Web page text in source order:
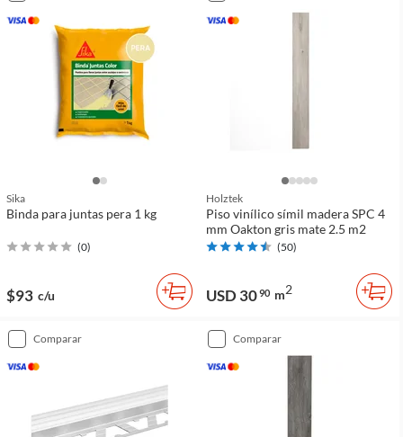
Sika
Binda para juntas pera 1 kg
(0)
$93 c/u
Holztek
Piso vinílico símil madera SPC 4
mm Oakton gris mate 2.5 m2
(50)
USD 3090 m2
comparar comparar